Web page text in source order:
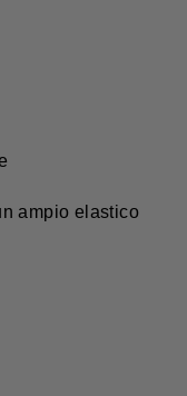
ampio elastico